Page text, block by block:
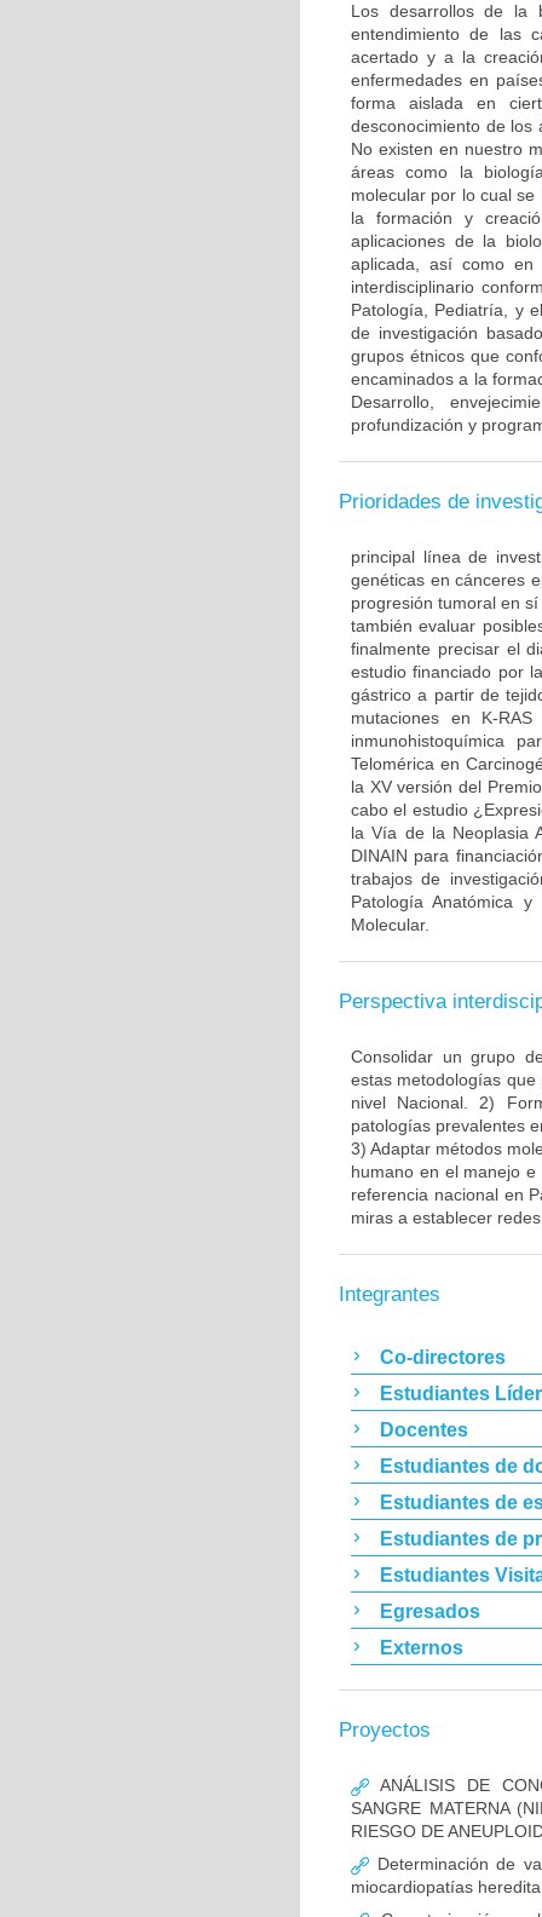
Los desarrollos de la
entendimiento de las
acertado y a la
enfermedades en
forma aislada en
desconocimiento de los
No existen en nuestro
áreas como la
molecular por lo cual
la formación y
aplicaciones de la
aplicada, así como en
interdisciplinario
Patología, Pediatría, y
de investigación
grupos étnicos que
encaminados a la
Desarrollo,
profundización y
Prioridades de
principal línea de
genéticas en cánceres
progresión tumoral en
también evaluar
finalmente precisar el
estudio financiado por
gástrico a partir de
mutaciones en K-
inmunohistoquímica
Telomérica en
la XV versión del
cabo el estudio
la Vía de la Neoplasia
DINAIN para
trabajos de
Patología Anatómica
Molecular.
Perspectiva
Consolidar un grupo
estas metodologías
nivel Nacional. 2)
patologías prevalentes
3) Adaptar métodos
humano en el manejo
referencia nacional en
miras a establecer
Integrantes
Co-directores
Estudiantes
Docentes
Estudiantes de
Estudiantes de
Estudiantes de
Estudiantes
Egresados
Externos
Proyectos
ANÁLISIS DE
SANGRE MATERNA
RIESGO DE
Determinación de
miocardiopatías